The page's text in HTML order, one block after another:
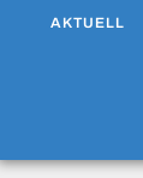
AKTUELL